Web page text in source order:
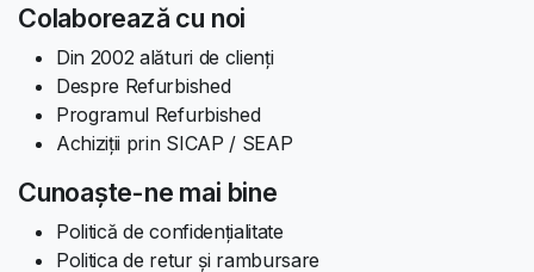
Colaborează cu noi
Din 2002 alături de clienți
Despre Refurbished
Programul Refurbished
Achiziții prin SICAP / SEAP
Cunoaște-ne mai bine
Politică de confidențialitate
Politica de retur și rambursare